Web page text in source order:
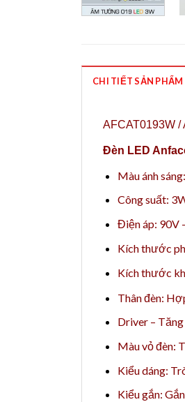
CHI TIẾT SẢN PHẨM
AFCAT0193W /
Đèn LED
Màu ánh sáng:
Công suất:
Điện áp: 90V
Kích thước
Kích thước
Thân đèn:
Driver –
Màu vỏ đèn:
Kiểu dáng:
Kiểu gắn: